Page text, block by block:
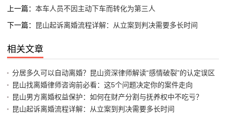
上一篇： 本车人员不因主动下车而转化为第三人
下一篇： 昆山起诉离婚流程详解：从立案到判决需要多长时间
相关文章
分居多久可以自动离婚？昆山资深律师解读“感情破裂”的认定误区
昆山找离婚律师咨询前必看：这5个问题决定你的案件走向
昆山男方离婚权益保护：如何在财产分割与抚养权中不吃亏？
昆山起诉离婚流程详解：从立案到判决需要多长时间